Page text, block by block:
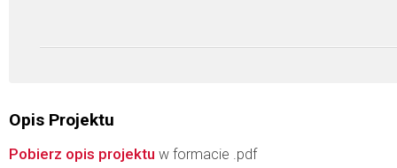
Opis Projektu
Pobierz opis projektu w formacie .pdf